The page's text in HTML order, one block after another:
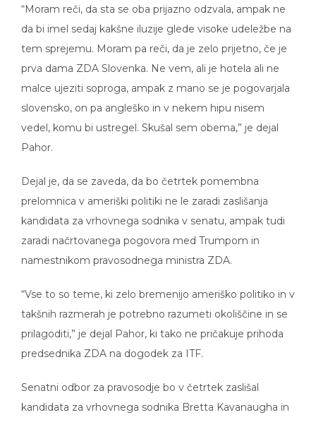
“Moram reči, da sta se oba prijazno odzvala, ampak ne
da bi imel sedaj kakšne iluzije glede visoke udeležbe na
tem sprejemu. Moram pa reči, da je zelo prijetno, če je
prva dama ZDA Slovenka. Ne vem, ali je hotela ali ne
malce ujeziti soproga, ampak z mano se je pogovarjala
slovensko, on pa angleško in v nekem hipu nisem
vedel, komu bi ustregel. Skušal sem obema,” je dejal
Pahor.
Dejal je, da se zaveda, da bo četrtek pomembna
prelomnica v ameriški politiki ne le zaradi zaslišanja
kandidata za vrhovnega sodnika v senatu, ampak tudi
zaradi načrtovanega pogovora med Trumpom in
namestnikom pravosodnega ministra ZDA.
“Vse to so teme, ki zelo bremenijo ameriško politiko in v
takšnih razmerah je potrebno razumeti okoliščine in se
prilagoditi,” je dejal Pahor, ki tako ne pričakuje prihoda
predsednika ZDA na dogodek za ITF.
Senatni odbor za pravosodje bo v četrtek zaslišal
kandidata za vrhovnega sodnika Bretta Kavanaugha in